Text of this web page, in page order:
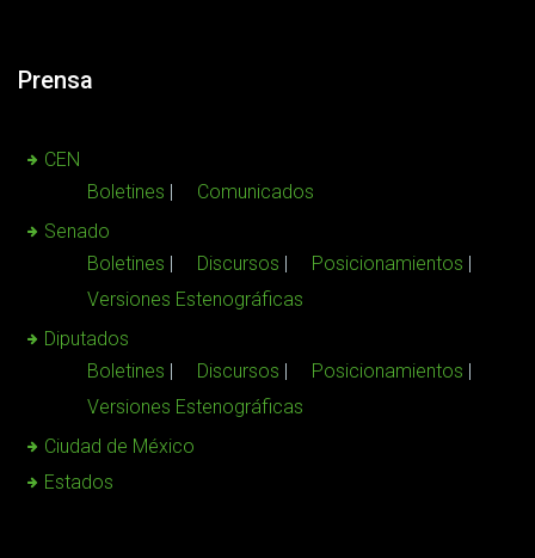
Prensa
CEN
Boletines
Comunicados
Senado
Boletines
Discursos
Posicionamientos
Versiones Estenográficas
Diputados
Boletines
Discursos
Posicionamientos
Versiones Estenográficas
Ciudad de México
Estados